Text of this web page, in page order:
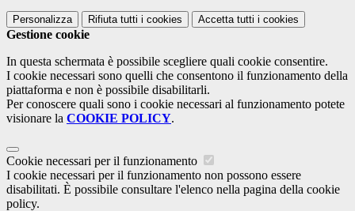
Personalizza Rifiuta tutti i cookies Accetta tutti i cookies
Gestione cookie
In questa schermata è possibile scegliere quali cookie consentire.
I cookie necessari sono quelli che consentono il funzionamento della
piattaforma e non è possibile disabilitarli.
Per conoscere quali sono i cookie necessari al funzionamento potete
visionare la COOKIE POLICY.
Cookie necessari per il funzionamento
I cookie necessari per il funzionamento non possono essere
disabilitati. È possibile consultare l'elenco nella pagina della cookie
policy.